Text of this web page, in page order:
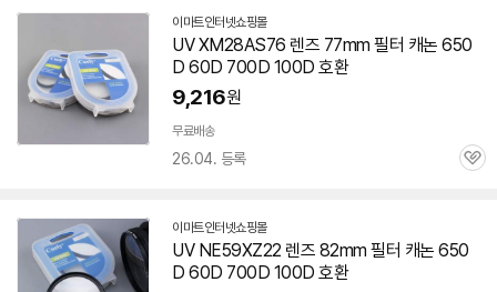
이마트인터넷쇼핑몰
UV XM28AS76 렌즈 77mm 필터 캐논 650
D 60D 700D 100D 호환
9,216원
무료배송
26.04. 등록
관
이마트인터넷쇼핑몰
UV NE59XZ22 렌즈 82mm 필터 캐논 650
D 60D 700D 100D 호환